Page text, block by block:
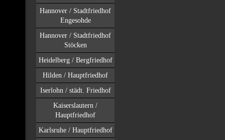
Hannover / Stadtfriedhof
Engesohde
Hannover / Stadtfriedhof
Stöcken
Heidelberg / Bergfriedhof
Hilden / Hauptfriedhof
Iserlohn / städt. Friedhof
Kaiserslautern /
Hauptfriedhof
Karlsruhe / Hauptfriedhof